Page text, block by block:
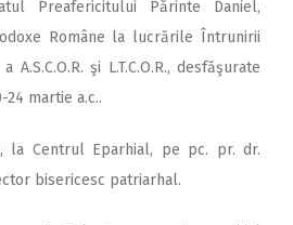
Preafericitului Părinte Daniel,
Române la lucrările Întrunirii
şi L.T.C.O.R., desfăşurate
24 martie a.c..
la Centrul Eparhial, pe pc. pr. dr.
bisericesc patriarhal.